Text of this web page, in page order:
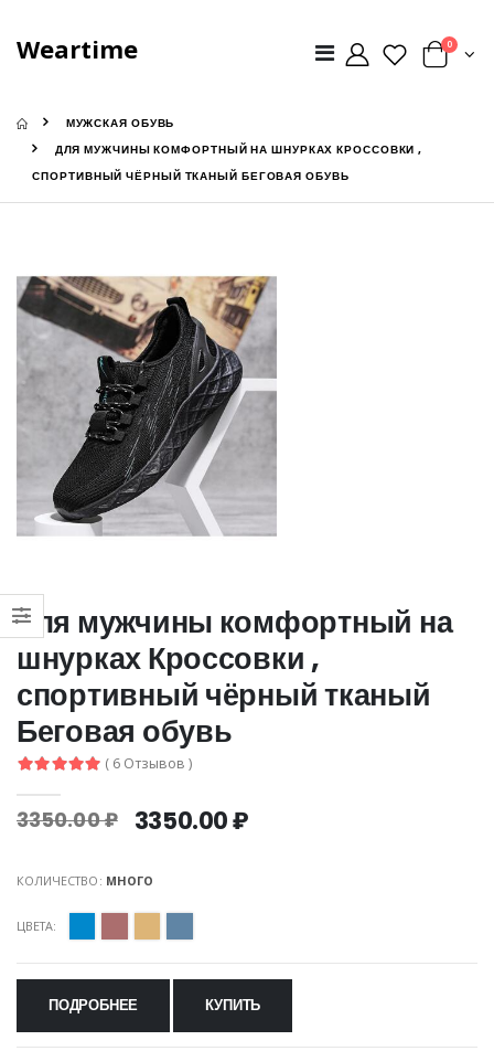
Weartime 0
МУЖСКАЯ ОБУВЬ
ДЛЯ МУЖЧИНЫ КОМФОРТНЫЙ НА ШНУРКАХ КРОССОВКИ ,
СПОРТИВНЫЙ ЧЁРНЫЙ ТКАНЫЙ БЕГОВАЯ ОБУВЬ
для мужчины комфортный на
шнурках Кроссовки ,
спортивный чёрный тканый
Беговая обувь
( 6 Отзывов )
3350.00 ₽ 3350.00 ₽
КОЛИЧЕСТВО: МНОГО
ЦВЕТА:
ПОДРОБНЕЕ КУПИТЬ